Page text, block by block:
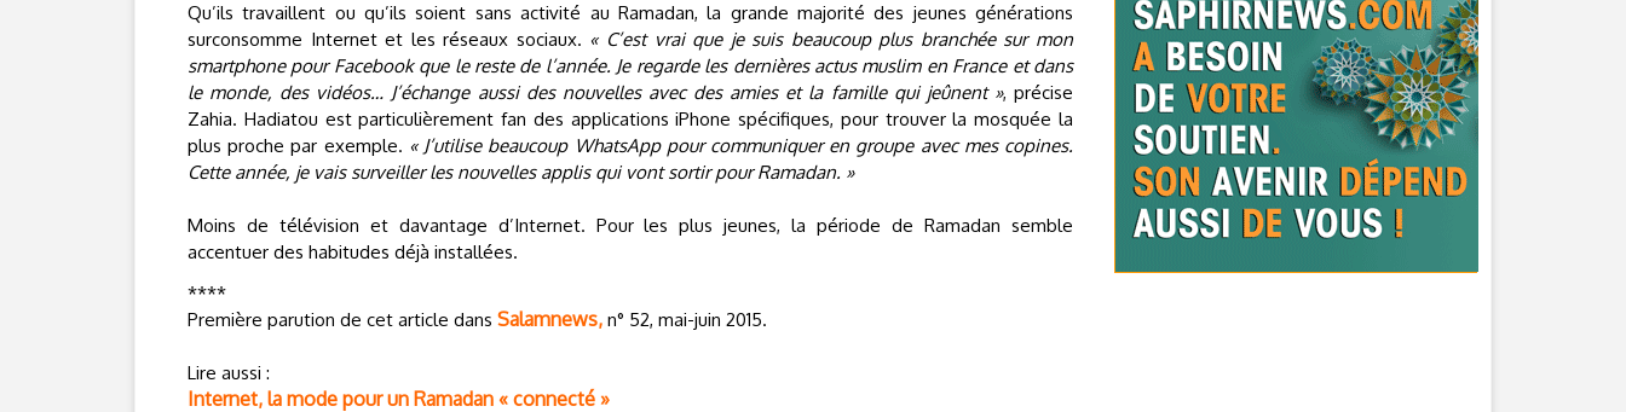
Qu’ils travaillent ou qu’ils soient sans activité au Ramadan, la grande majorité des jeunes générations
surconsomme Internet et les réseaux sociaux. « C’est vrai que je suis beaucoup plus branchée sur mon
smartphone pour Facebook que le reste de l’année. Je regarde les dernières actus muslim en France et dans
le monde, des vidéos… J’échange aussi des nouvelles avec des amies et la famille qui jeûnent », précise
Zahia. Hadiatou est particulièrement fan des applications iPhone spécifiques, pour trouver la mosquée la
plus proche par exemple. « J’utilise beaucoup WhatsApp pour communiquer en groupe avec mes copines.
Cette année, je vais surveiller les nouvelles applis qui vont sortir pour Ramadan. »
Moins de télévision et davantage d’Internet. Pour les plus jeunes, la période de Ramadan semble
accentuer des habitudes déjà installées.
****
Première parution de cet article dans Salamnews, n° 52, mai-juin 2015.
Lire aussi :
Internet, la mode pour un Ramadan « connecté »